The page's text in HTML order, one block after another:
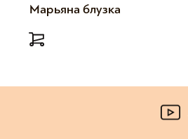
Марьяна блузка